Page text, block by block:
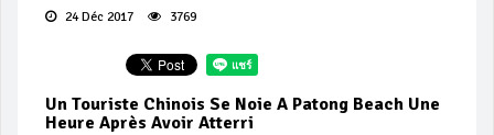
24 Déc 2017 3769
Un Touriste Chinois Se Noie A Patong Beach Une
Heure Après Avoir Atterri